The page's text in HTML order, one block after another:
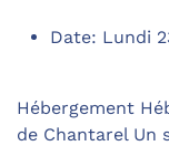
Date: Lundi
Hébergement
de Chantarel Un